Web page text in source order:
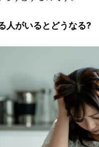
人がいるとどうなる?